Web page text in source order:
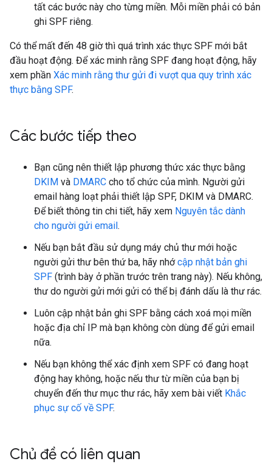
tất các bước này cho từng miền. Mỗi miền phải có bản
ghi SPF riêng.
Có thể mất đến 48 giờ thì quá trình xác thực SPF mới bắt
đầu hoạt động. Để xác minh rằng SPF đang hoạt động, hãy
xem phần Xác minh rằng thư gửi đi vượt qua quy trình xác
thực bằng SPF.
Các bước tiếp theo
Bạn cũng nên thiết lập phương thức xác thực bằng
DKIM và DMARC cho tổ chức của mình. Người gửi
email hàng loạt phải thiết lập SPF, DKIM và DMARC.
Để biết thông tin chi tiết, hãy xem Nguyên tắc dành
cho người gửi email.
Nếu bạn bắt đầu sử dụng máy chủ thư mới hoặc
người gửi thư bên thứ ba, hãy nhớcập nhật bản ghi
SPF (trình bày ở phần trước trên trang này). Nếu không,
thư do người gửi mới gửi có thể bị đánh dấu là thư rác.
Luôn cập nhật bản ghi SPF bằng cách xoá mọi miền
hoặc địa chỉ IP mà bạn không còn dùng để gửi email
nữa.
Nếu bạn không thể xác định xem SPF có đang hoạt
động hay không, hoặc nếu thư từ miền của bạn bị
chuyển đến thư mục thư rác, hãy xem bài viết Khắc
phục sự cố về SPF.
Chủ đề có liên quan